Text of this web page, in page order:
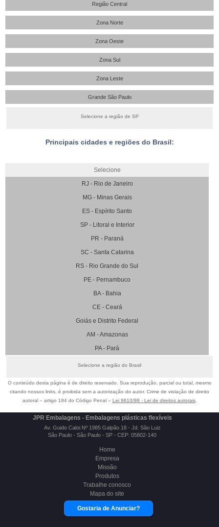
Região Central
Zona Norte
Zona Oeste
Zona Sul
Zona Leste
Grande São Paulo
Selecione a região de SP
Principais cidades e regiões do Brasil:
Selecione
RJ - Rio de Janeiro
MG - Minas Gerais
ES - Espírito Santo
SP - Litoral e Interior
PR - Paraná
SC - Santa Catarina
RS - Rio Grande do Sul
PE - Pernambuco
BA - Bahia
CE - Ceará
Goiás e Distrito Federal
AM - Amazonas
PA - Pará
Selecione a região do Brasil
O conteúdo desta página é de direito reservado. Sua reprodução, parcial ou total, mesmo
citando nossos links, é proibida sem a autorização do autor. Crime de violação de direito
autoral – artigo 184 do Código Penal – Lei 9610/98 - Lei de direitos autorais.
JPR Embalagens - Embalagens plásticas flexíveis
Av. Guido Caloi Nº 1985 Galpão 18 - Jd. São Luiz
São Paulo - São Paulo - SP - CEP: 05802-140
Home
Empresa
Missão
Produtos
Trabalhe conosco
Mapa do site
Gostaria de Anunciar?